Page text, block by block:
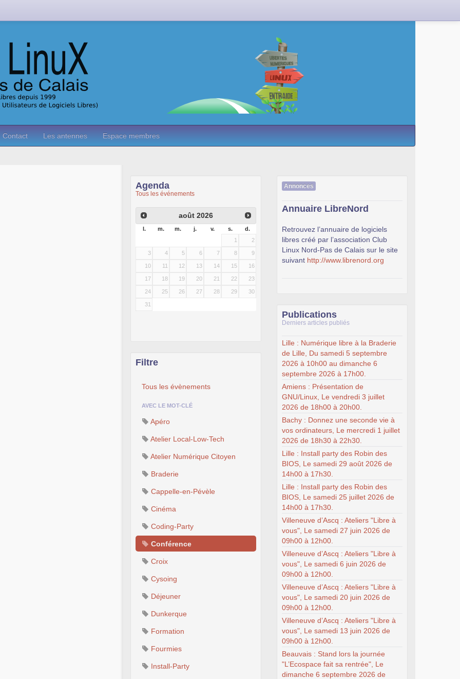
Contact Les antennes Espace membres
Agenda
Tous les événements
août 2026
l. m. m. j. v. s.
d.
1
2
3 4 5 6 7 8 9
10 11 12 13 14 15 16
17 18 19 20 21 22 23
24 25 26 27 28 29 30
31
Filtre
Tous les évènements
AVEC LE MOT-CLÉ
Apéro
Atelier Local-Low-Tech
Atelier Numérique Citoyen
Braderie
Cappelle-en-Pévèle
Cinéma
Coding-Party
Conférence
Croix
Cysoing
Déjeuner
Dunkerque
Formation
Fourmies
Install-Party
Annonces
Annuaire LibreNord
Retrouvez l’annuaire de logiciels
libres créé par l’association Club
Linux Nord-Pas de Calais sur le site
suivant http://www.librenord.org
Publications
Derniers articles publiés
Lille : Numérique libre à la Braderie
de Lille, Du samedi 5 septembre
2026 à 10h00 au dimanche 6
septembre 2026 à 17h00.
Amiens : Présentation de
GNU/Linux, Le vendredi 3 juillet
2026 de 18h00 à 20h00.
Bachy : Donnez une seconde vie à
vos ordinateurs, Le mercredi 1 juillet
2026 de 18h30 à 22h30.
Lille : Install party des Robin des
BIOS, Le samedi 29 août 2026 de
14h00 à 17h30.
Lille : Install party des Robin des
BIOS, Le samedi 25 juillet 2026 de
14h00 à 17h30.
Villeneuve d’Ascq : Ateliers "Libre à
vous", Le samedi 27 juin 2026 de
09h00 à 12h00.
Villeneuve d’Ascq : Ateliers "Libre à
vous", Le samedi 6 juin 2026 de
09h00 à 12h00.
Villeneuve d’Ascq : Ateliers "Libre à
vous", Le samedi 20 juin 2026 de
09h00 à 12h00.
Villeneuve d’Ascq : Ateliers "Libre à
vous", Le samedi 13 juin 2026 de
09h00 à 12h00.
Beauvais : Stand lors la journée
"L’Ecospace fait sa rentrée", Le
dimanche 6 septembre 2026 de